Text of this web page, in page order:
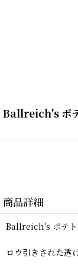
Ballreich's ポ
商品詳細
Ballreich's ポテ
ロウ引きされた透